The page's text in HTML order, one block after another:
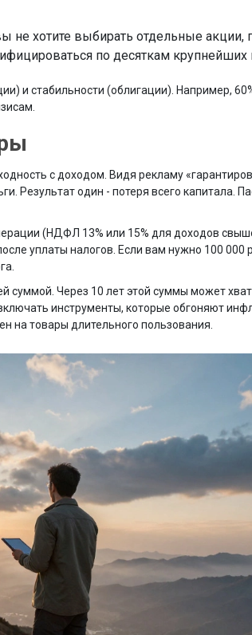
не хотите выбирать отдельные акции,
по десяткам крупнейших
и стабильности (облигации). Например,
с доходом. Видя рекламу
Результат один - потеря всего капитала.
(НДФЛ 13% или 15% для доходов
уплаты налогов. Если вам нужно 100 000
суммой. Через 10 лет этой суммы может
инструменты, которые обгоняют
на товары длительного пользования.